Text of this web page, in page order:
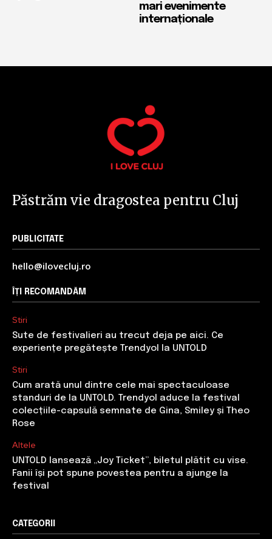
mari evenimente
internaționale
Păstrăm vie dragostea pentru Cluj
PUBLICITATE
hello@ilovecluj.ro
ÎȚI RECOMANDĂM
Stiri
Sute de festivalieri au trecut deja pe aici. Ce
experiențe pregătește Trendyol la UNTOLD
Stiri
Cum arată unul dintre cele mai spectaculoase
standuri de la UNTOLD. Trendyol aduce la festival
colecțiile-capsulă semnate de Gina, Smiley și Theo
Rose
Altele
UNTOLD lansează „Joy Ticket”, biletul plătit cu vise.
Fanii își pot spune povestea pentru a ajunge la
festival
CATEGORII